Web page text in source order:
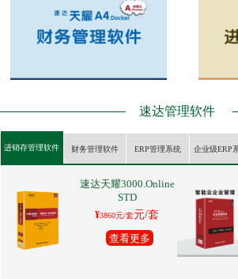
速达管理软件
进销存管理软件 财务管理软件 ERP管理系统 企业级ERP
速达天耀3000.Online
STD
¥3860元/套元/套
查看更多